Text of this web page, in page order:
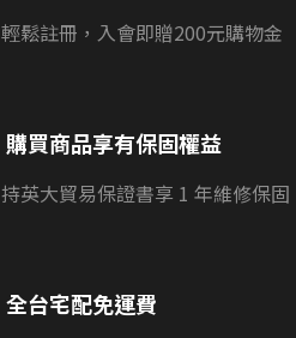
輕鬆註冊，入會即贈200元購物金
購買商品享有保固權益
持英大貿易保證書享 1 年維修保固
全台宅配免運費